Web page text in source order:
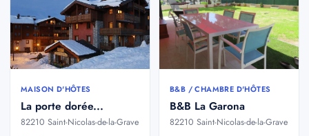
MAISON D'HÔTES
La porte dorée...
82210 Saint-Nicolas-de-la-Grave
B&B / CHAMBRE D'HÔTES
B&B La Garona
82210 Saint-Nicolas-de-la-Grave